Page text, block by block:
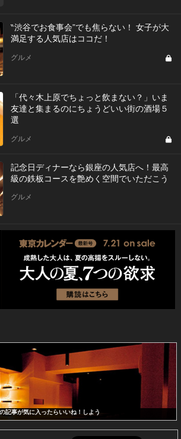
‶渋谷でお食事会”でも焦らない！ 女子が大
満足する人気店はココだ！
グルメ
「代々木上原でちょっと飲まない？」いま
友達と集まるのにちょうどいい街の酒場５
選
グルメ
記念日ディナーなら銀座の人気店へ！最高
級の鉄板コースを艶めく空間でいただこう
グルメ
記事が気に入ったらいいね！しよう